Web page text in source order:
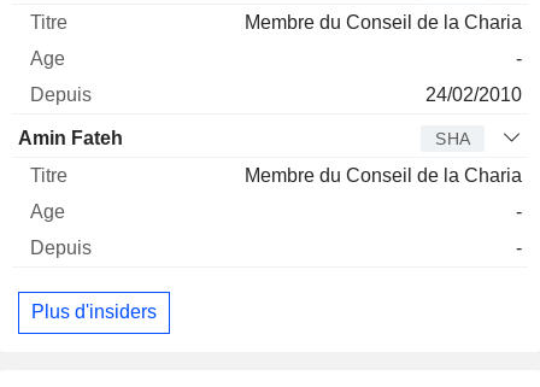
Membre du Conseil de la Charia
-
24/02/2010
Amin Fateh SHA
Membre du Conseil de la Charia
-
-
Plus d'insiders